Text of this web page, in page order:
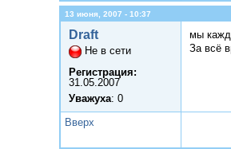
13 июня, 2007 - 10:37
Draft
Не в сети
Регистрация:
31.05.2007
Уважуха: 0
мы
За всё
Вверх